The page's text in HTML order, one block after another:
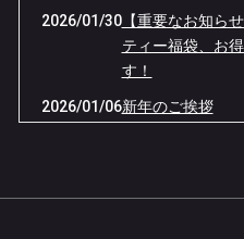
2026/01/30【重要なお知ら
ティー福袋、お
す！
2026/01/06新年のご挨拶